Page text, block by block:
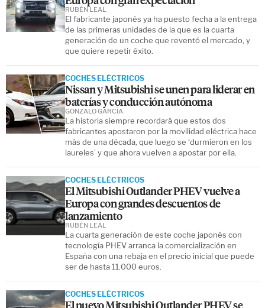
El fabricante japonés ya ha puesto fecha a la entrega
de las primeras unidades de la que es la cuarta
generación de un coche que reventó el mercado, y
que quiere repetir éxito.
RUBÉN LEAL
COCHES ELÉCTRICOS
Nissan y Mitsubishi se unen para liderar en
baterías y conducción autónoma
La historia siempre recordará que estos dos
fabricantes apostaron por la movilidad eléctrica hace
más de una década, que luego se ‘durmieron en los
laureles’ y que ahora vuelven a apostar por ella.
GONZALO GARCÍA
COCHES ELÉCTRICOS
El Mitsubishi Outlander PHEV vuelve a
Europa con grandes descuentos de
lanzamiento
La cuarta generación de este coche japonés con
tecnología PHEV arranca la comercialización en
España con una rebaja en el precio inicial que puede
ser de hasta 11.000 euros.
RUBÉN LEAL
COCHES ELÉCTRICOS
El nuevo Mitsubishi Outlander PHEV se